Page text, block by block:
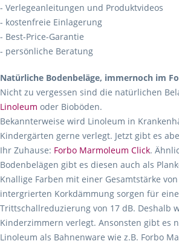
- Verlegeanleitungen und Produktvideos
- kostenfreie Einlagerung
- Best-Price-Garantie
- persönliche Beratung
Natürliche Bodenbeläge, immernoch im
Nicht zu vergessen sind die natürlichen
Linoleum oder Bioböden.
Bekannterweise wird Linoleum in
Kindergärten gerne verlegt. Jetzt gibt es
Ihr Zuhause: Forbo Marmoleum Click.
Bodenbelägen gibt es diesen auch als
Knallige Farben mit einer Gesamtstärke
intergrierten Korkdämmung sorgen für eine
Trittschallreduzierung von 17 dB. Deshalb
Kinderzimmern verlegt. Ansonsten gibt es
Linoleum als Bahnenware wie z.B. Forbo